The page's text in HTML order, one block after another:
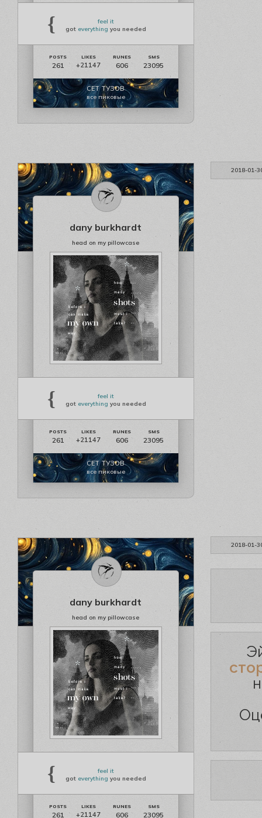
{
feel it
got everything you needed
261 +21147 606 23095
СЕТ ТУЗОВ
все пиковые
2018-01-
dany burkhardt
head on my pillowcase
{
feel it
got everything you needed
261 +21147 606 23095
СЕТ ТУЗОВ
все пиковые
2018-01-
dany burkhardt
head on my pillowcase
{
feel it
got everything you needed
261 +21147 606 23095